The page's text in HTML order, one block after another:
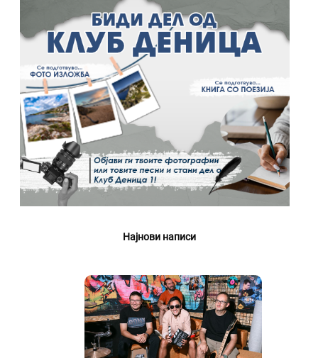
Најнови написи